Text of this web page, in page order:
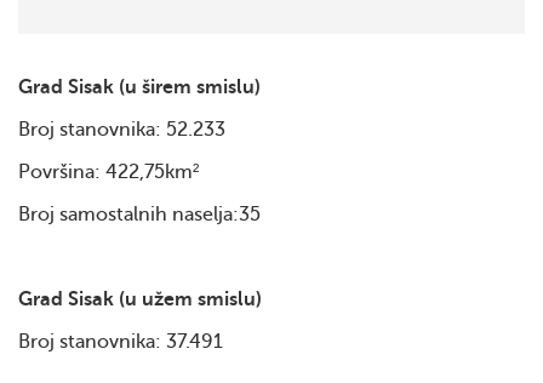
Grad Sisak (u širem smislu)
Broj stanovnika: 52.233
Površina: 422,75km²
Broj samostalnih naselja:35
Grad Sisak (u užem smislu)
Broj stanovnika: 37.491